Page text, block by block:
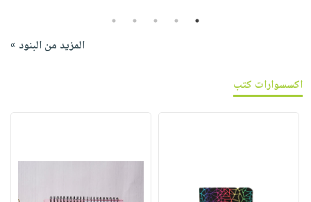
1
2
3
4
5
المزيد من البنود »
اكسسوارات كتب